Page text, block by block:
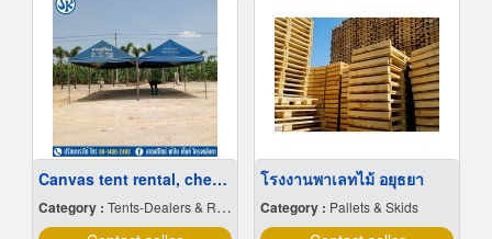
Canvas tent rental, cheap price
Category : Tents-Dealers & Renting
โรงงานพาเลทไม้ อยุธยา
Category : Pallets & Skids